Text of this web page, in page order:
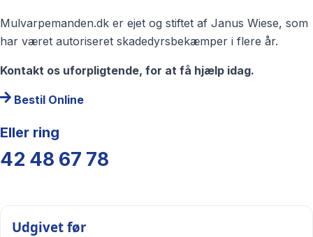
Mulvarpemanden.dk er ejet og stiftet af Janus Wiese, som
har været autoriseret skadedyrsbekæmper i flere år.
Kontakt os uforpligtende, for at få hjælp idag.
Bestil Online
Eller ring
42 48 67 78
Udgivet før